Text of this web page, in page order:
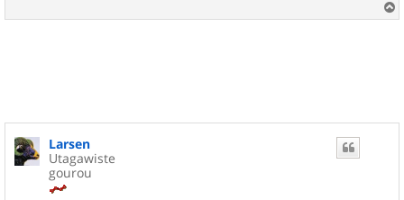
a
Larsen
Utagawiste
gourou